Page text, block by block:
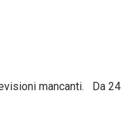
mancanti. Da 24